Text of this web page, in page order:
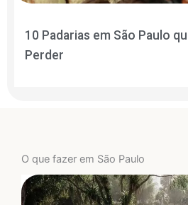
10 Padarias em São Paulo
Perder
O que fazer em São Paulo